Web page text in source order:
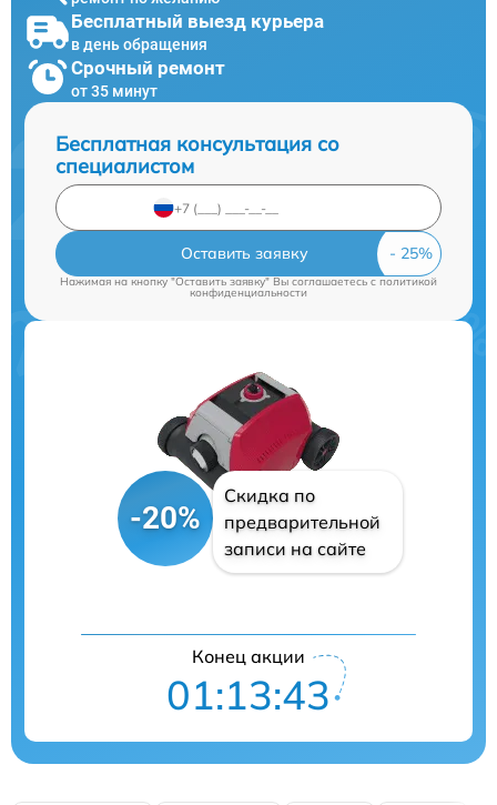
Бесплатный выезд курьера
в день обращения
Срочный ремонт
от 35 минут
Бесплатная консультация со
специалистом
Оставить заявку
Нажимая на кнопку "Оставить заявку" Вы соглашаетесь c политикой
конфиденциальности
-20%
Скидка по
предварительной
записи на сайте
Конец акции
01:13:43